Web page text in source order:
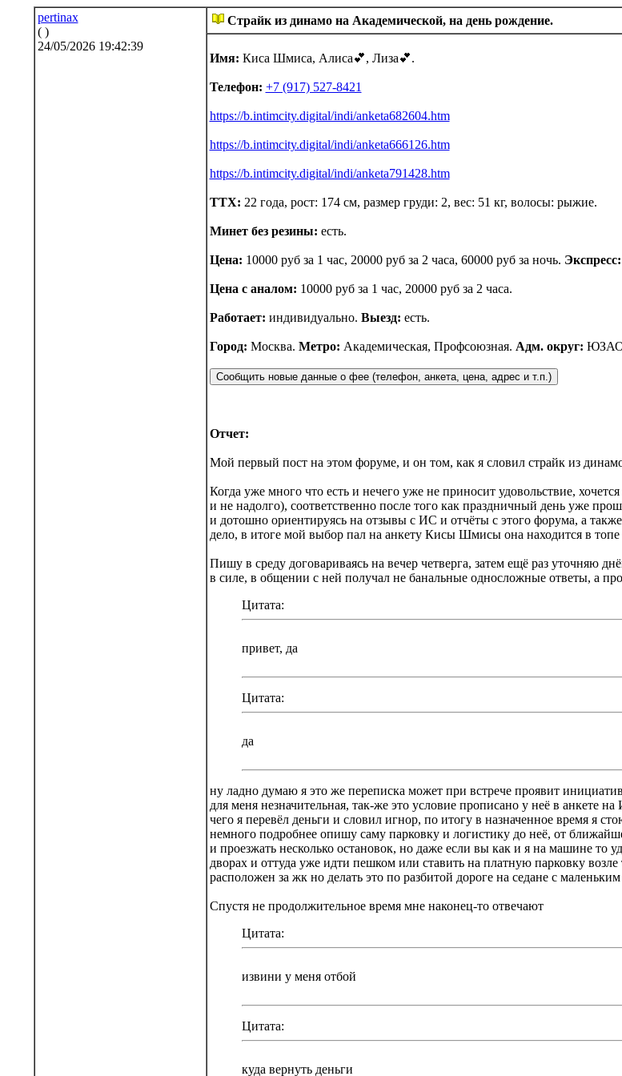
pertinax
( )
24/05/2026 19:42:39
Страйк из динамо на Академической, на день рождение.
Имя: Киса Шмиса, Алиса💕, Лиза💕.
Телефон: +7 (917) 527-8421
https://b.intimcity.digital/indi/anketa682604.htm
https://b.intimcity.digital/indi/anketa666126.htm
https://b.intimcity.digital/indi/anketa791428.htm
ТТХ: 22 года, рост: 174 см, размер груди: 2, вес: 51 кг, волосы: рыжие.
Минет без резины: есть.
Цена: 10000 руб за 1 час, 20000 руб за 2 часа, 60000 руб за ночь. Экспресс:
Цена с аналом: 10000 руб за 1 час, 20000 руб за 2 часа.
Работает: индивидуально. Выезд: есть.
Город: Москва. Метро: Академическая, Профсоюзная. Адм. округ:
Отчет:
Мой первый пост на этом форуме, и он том, как я словил страйк из
Когда уже много что есть и нечего уже не приносит удовольствие,
и не надолго), соответственно после того как праздничный день уже
и дотошно ориентируясь на отзывы с ИС и отчёты с этого форума, а
дело, в итоге мой выбор пал на анкету Кисы Шмисы она находится в
Пишу в среду договариваясь на вечер четверга, затем ещё раз уточняю
в силе, в общении с ней получал не банальные односложные ответы, а
Цитата:
привет, да
Цитата:
да
ну ладно думаю я это же переписка может при встрече проявит
для меня незначительная, так-же это условие прописано у неё в анкете
чего я перевёл деньги и словил игнор, по итогу в назначенное время я
немного подробнее опишу саму парковку и логистику до неё, от
и проезжать несколько остановок, но даже если вы как и я на машине то
дворах и оттуда уже идти пешком или ставить на платную парковку
расположен за жк но делать это по разбитой дороге на седане с
Спустя не продолжительное время мне наконец-то отвечают
Цитата:
извини у меня отбой
Цитата:
куда вернуть деньги